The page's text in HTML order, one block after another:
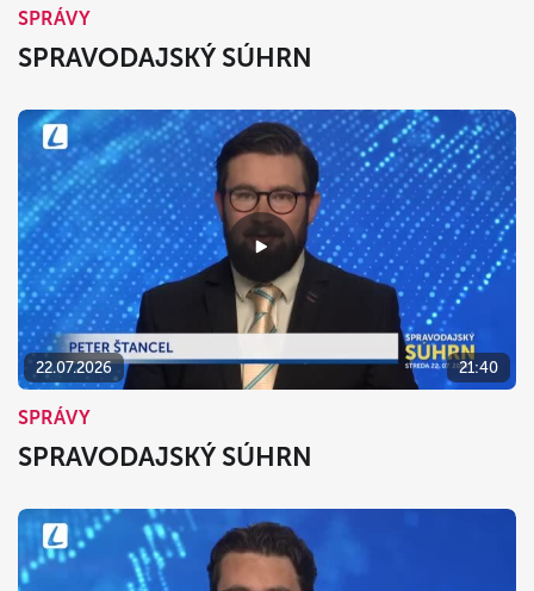
SPRÁVY
SPRAVODAJSKÝ SÚHRN
22.07.2026 21:40
SPRÁVY
SPRAVODAJSKÝ SÚHRN